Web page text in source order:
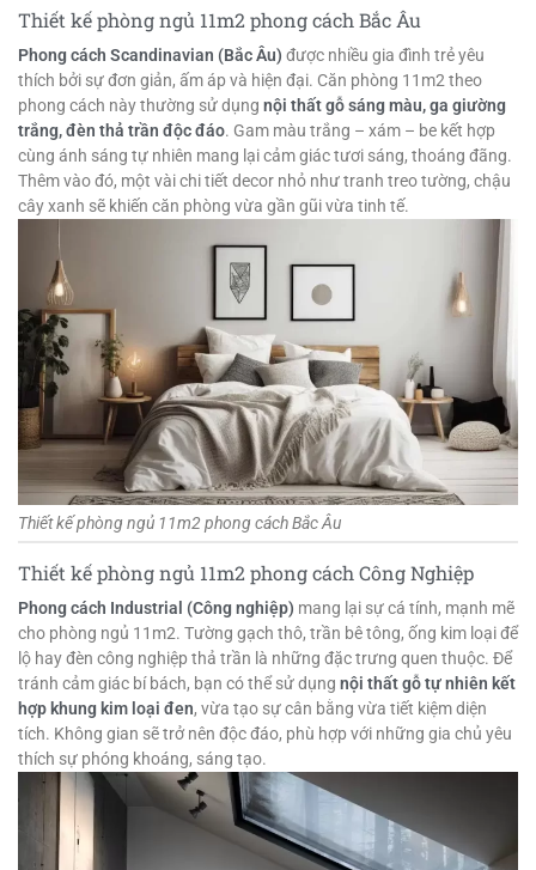
Thiết kế phòng ngủ 11m2 phong cách Bắc Âu
Phong cách Scandinavian (Bắc Âu) được nhiều gia đình trẻ yêu
thích bởi sự đơn giản, ấm áp và hiện đại. Căn phòng 11m2 theo
phong cách này thường sử dụng nội thất gỗ sáng màu, ga giường
trắng, đèn thả trần độc đáo. Gam màu trắng – xám – be kết hợp
cùng ánh sáng tự nhiên mang lại cảm giác tươi sáng, thoáng đãng.
Thêm vào đó, một vài chi tiết decor nhỏ như tranh treo tường, chậu
cây xanh sẽ khiến căn phòng vừa gần gũi vừa tinh tế.
Thiết kế phòng ngủ 11m2 phong cách Bắc Âu
Thiết kế phòng ngủ 11m2 phong cách Công Nghiệp
Phong cách Industrial (Công nghiệp) mang lại sự cá tính, mạnh mẽ
cho phòng ngủ 11m2. Tường gạch thô, trần bê tông, ống kim loại để
lộ hay đèn công nghiệp thả trần là những đặc trưng quen thuộc. Để
tránh cảm giác bí bách, bạn có thể sử dụng nội thất gỗ tự nhiên kết
hợp khung kim loại đen, vừa tạo sự cân bằng vừa tiết kiệm diện
tích. Không gian sẽ trở nên độc đáo, phù hợp với những gia chủ yêu
thích sự phóng khoáng, sáng tạo.